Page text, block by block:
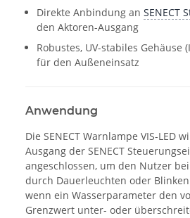
Direkte Anbindung an SENECT
den Aktoren-Ausgang
Robustes, UV-stabiles Gehäuse
für den Außeneinsatz
Anwendung
Die SENECT Warnlampe VIS-LED
Ausgang der SENECT
angeschlossen, um den Nutzer
durch Dauerleuchten oder
wenn ein Wasserparameter den
Grenzwert unter- oder